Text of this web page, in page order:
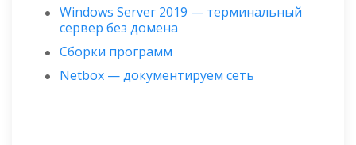
Windows Server 2019 — терминальный
сервер без домена
Сборки программ
Netbox — документируем сеть